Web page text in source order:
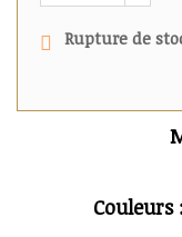
Rupture de